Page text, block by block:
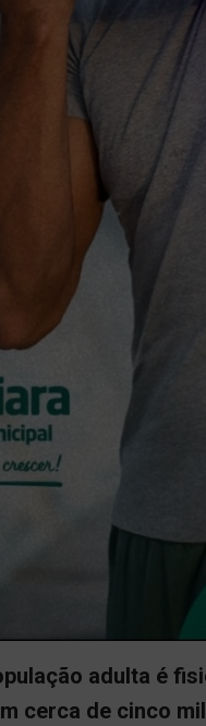
adulta é
cerca de cinco